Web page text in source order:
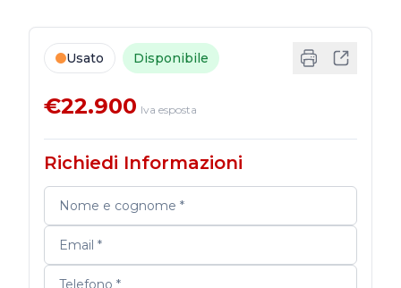
Usato Disponibile
€22.900 Iva esposta
Richiedi Informazioni